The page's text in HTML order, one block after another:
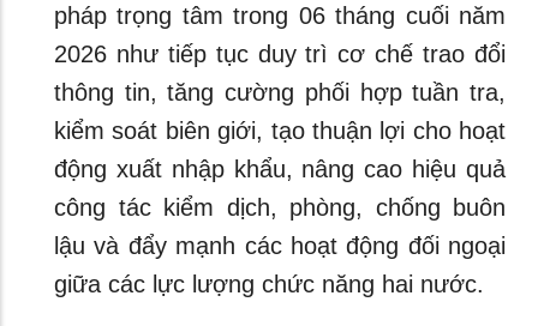
pháp trọng tâm trong 06 tháng cuối năm
2026 như tiếp tục duy trì cơ chế trao đổi
thông tin, tăng cường phối hợp tuần tra,
kiểm soát biên giới, tạo thuận lợi cho hoạt
động xuất nhập khẩu, nâng cao hiệu quả
công tác kiểm dịch, phòng, chống buôn
lậu và đẩy mạnh các hoạt động đối ngoại
giữa các lực lượng chức năng hai nước.